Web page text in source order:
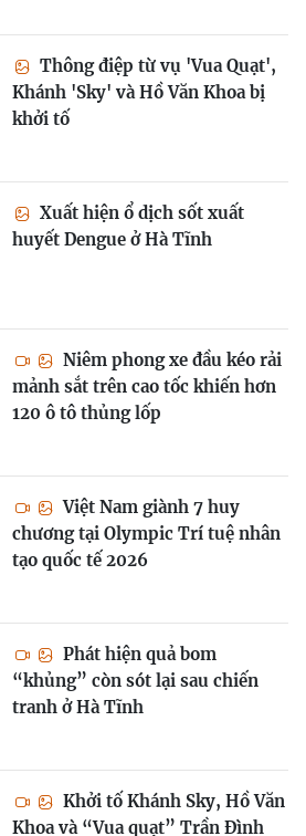
Thông điệp từ vụ 'Vua Quạt',
Khánh 'Sky' và Hồ Văn Khoa bị
khởi tố
Xuất hiện ổ dịch sốt xuất
huyết Dengue ở Hà Tĩnh
Niêm phong xe đầu kéo rải
mảnh sắt trên cao tốc khiến hơn
120 ô tô thủng lốp
Việt Nam giành 7 huy
chương tại Olympic Trí tuệ nhân
tạo quốc tế 2026
Phát hiện quả bom
“khủng” còn sót lại sau chiến
tranh ở Hà Tĩnh
Khởi tố Khánh Sky, Hồ Văn
Khoa và “Vua quạt” Trần Đình